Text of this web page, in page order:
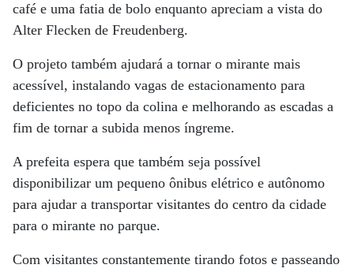
café e uma fatia de bolo enquanto apreciam a vista do
Alter Flecken de Freudenberg.
O projeto também ajudará a tornar o mirante mais
acessível, instalando vagas de estacionamento para
deficientes no topo da colina e melhorando as escadas a
fim de tornar a subida menos íngreme.
A prefeita espera que também seja possível
disponibilizar um pequeno ônibus elétrico e autônomo
para ajudar a transportar visitantes do centro da cidade
para o mirante no parque.
Com visitantes constantemente tirando fotos e passeando